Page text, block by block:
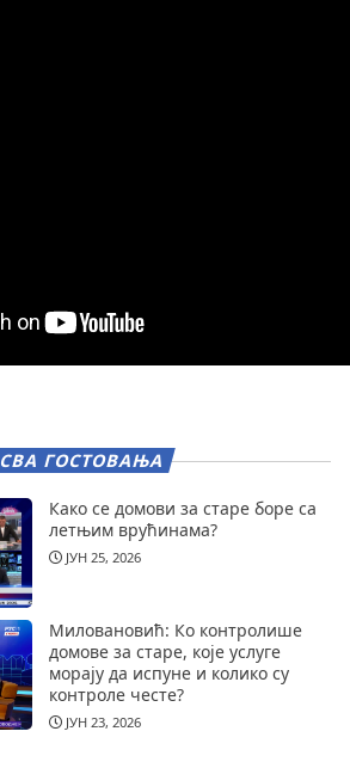
СВА ГОСТОВАЊА
Како се домови за старе боре са
летњим врућинама?
ЈУН 25, 2026
Миловановић: Ко контролише
домове за старе, које услуге
морају да испуне и колико су
контроле честе?
ЈУН 23, 2026